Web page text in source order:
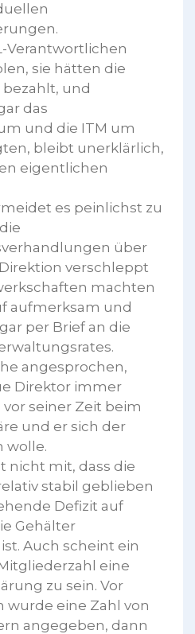
Verantwortlichen
sie hätten die
und
das
und die ITM um
bleibt unerklärlich,
eigentlichen
es peinlichst zu
über
verschleppt
machten
aufmerksam und
per Brief an die
angesprochen,
Direktor immer
vor seiner Zeit beim
und er sich der
wolle.
nicht mit, dass die
stabil geblieben
Defizit auf
Gehälter
Auch scheint ein
eine
zu sein. Vor
wurde eine Zahl von
angegeben, dann